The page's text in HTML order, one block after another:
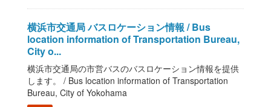
横浜市交通局 バスロケーション情報 / Bus
location information of Transportation Bureau,
City o...
横浜市交通局の市営バスのバスロケーション情報を提供
します。 / Bus location information of Transportation
Bureau, City of Yokohama